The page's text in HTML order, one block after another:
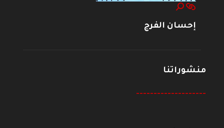
إحسان الفرج
منشوراتنا
--------------------